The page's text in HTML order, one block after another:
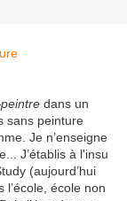
peintre dans un
sans peinture
Je n’enseigne
J’établis à l'insu
(aujourd’hui
l’école, école non